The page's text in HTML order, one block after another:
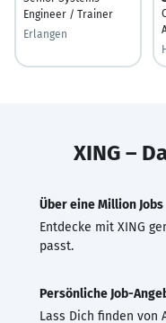
Engineer / Trainer
Erlangen
XING –
Über eine Million Jobs
Entdecke mit XING
passt.
Persönliche Job-
Lass Dich finden von